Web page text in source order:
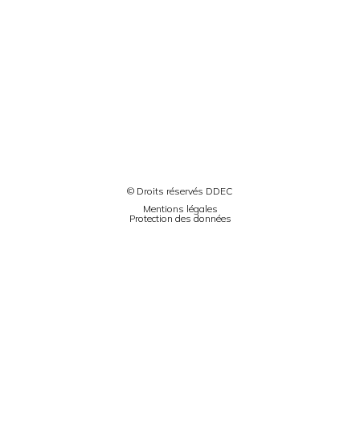
© Droits réservés DDEC
Mentions légales
Protection des données